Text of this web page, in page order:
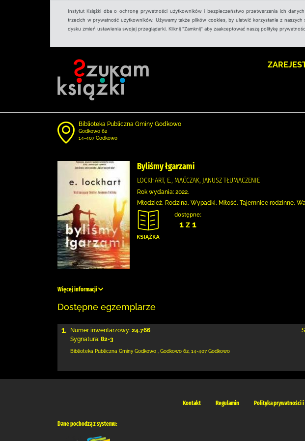
Instytut Książki dba o ochronę prywatności użytkowników i bezpieczeństwo przetwarzania ich
trzecich w prywatność użytkowników. Używamy także plików cookies, by ułatwić korzystanie z
dysku zmień ustawienia swojej przeglądarki. Kliknij "Zamknij" aby zaakceptować naszą politykę
Biblioteka Publiczna Gminy Godkowo
Godkowo 62
14-407 Godkowo
Byliśmy łgarzami
LOCKHART, E., MAĆCZAK, JANUSZ TŁUMACZENIE
Rok wydania: 2022.
Młodzież, Rodzina, Wypadki, Miłość, Tajemnice rodzinne,
dostępne:
1 z 1
Więcej informacji
Dostępne egzemplarze
1. Numer inwentarzowy: 24.766
Sygnatura: 82-3
Biblioteka Publiczna Gminy Godkowo Godkowo 62 14-407 Godkowo
Kontakt Regulamin Polityka prywatności
Dane pochodzą z systemu: